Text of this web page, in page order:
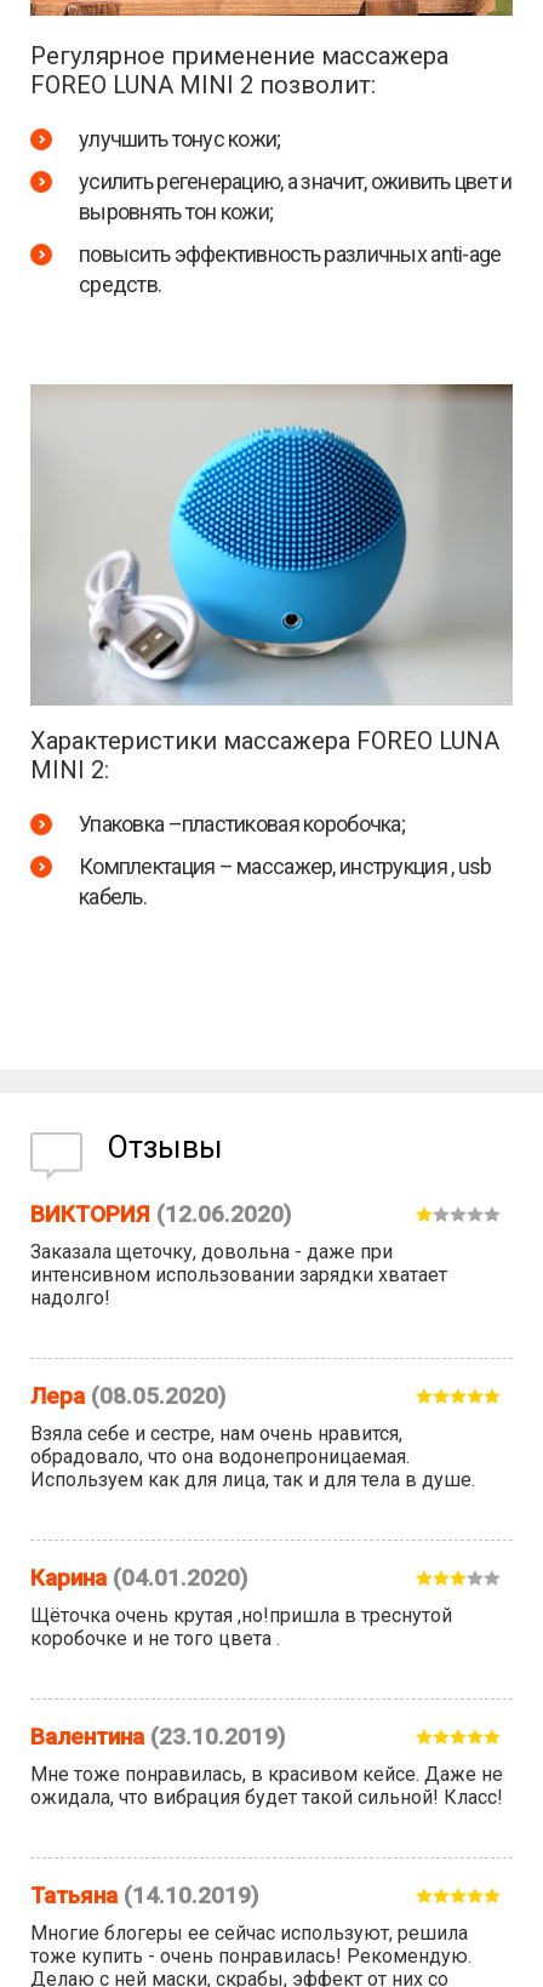
Регулярное применение массажера
FOREO LUNA MINI 2 позволит:
улучшить тонус кожи;
усилить регенерацию, а значит, оживить цвет и
выровнять тон кожи;
повысить эффективность различных anti-age
средств.
Характеристики массажера FOREO LUNA
MINI 2:
Упаковка –пластиковая коробочка;
Комплектация – массажер, инструкция , usb
кабель.
Отзывы
ВИКТОРИЯ (12.06.2020)
Заказала щеточку, довольна - даже при
интенсивном использовании зарядки хватает
надолго!
Лера (08.05.2020)
Взяла себе и сестре, нам очень нравится,
обрадовало, что она водонепроницаемая.
Используем как для лица, так и для тела в душе.
Карина (04.01.2020)
Щёточка очень крутая ,но!пришла в треснутой
коробочке и не того цвета .
Валентина (23.10.2019)
Мне тоже понравилась, в красивом кейсе. Даже не
ожидала, что вибрация будет такой сильной! Класс!
Татьяна (14.10.2019)
Многие блогеры ее сейчас используют, решила
тоже купить - очень понравилась! Рекомендую.
Делаю с ней маски, скрабы, эффект от них со